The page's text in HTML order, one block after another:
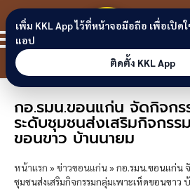
Skip to content
ขอ
กอ.รมน.ขอนแก่น จัดกิจก
ระดับชุมชนส่งเสริมกิจกรร
ขอนขาว บ้านนายม
หน้าแรก »ข่าวขอนแก่น»กอ.รมน.ขอนแก่น
ชุมชนส่งเสริมกิจกรรมกลุ่มเพาะเห็ดขอนขาว
เพิ่ม KKL App ไว้ที่หน้าจอมือถือ เพื่อเปิด
แอป
ติดตั้ง KKL App